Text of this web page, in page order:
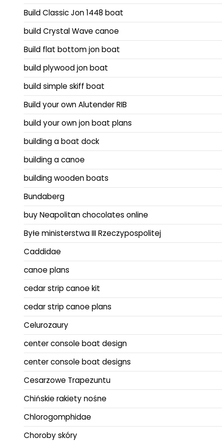
Build Classic Jon 1448 boat
build Crystal Wave canoe
Build flat bottom jon boat
build plywood jon boat
build simple skiff boat
Build your own Alutender RIB
build your own jon boat plans
building a boat dock
building a canoe
building wooden boats
Bundaberg
buy Neapolitan chocolates online
Byłe ministerstwa III Rzeczypospolitej
Caddidae
canoe plans
cedar strip canoe kit
cedar strip canoe plans
Celurozaury
center console boat design
center console boat designs
Cesarzowe Trapezuntu
Chińskie rakiety nośne
Chlorogomphidae
Choroby skóry